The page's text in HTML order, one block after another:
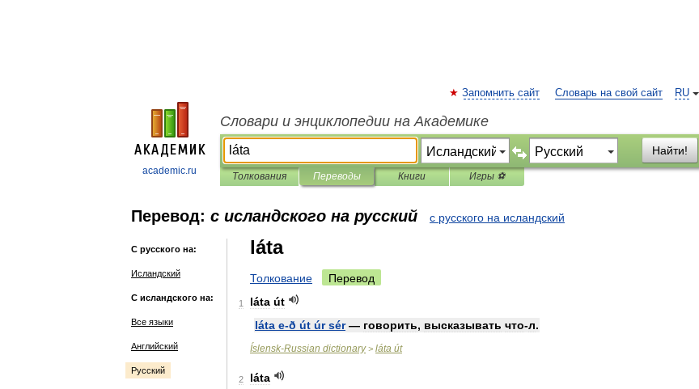
academic.ru
RU
Запомнить сайт Словарь на свой сайт
Словари и энциклопедии на Академике
Найти!
Толкования Переводы Книги Игры ⚽
Перевод: с исландского на русский с русского на исландский
С русского на:
Исландский
С исландского на:
Все языки
Английский
Русский
láta
Толкование Перевод
1 láta út
láta e-ð út úr sér— говорить, высказывать что-л.
Íslensk-Russian dictionary> láta út
2
láta